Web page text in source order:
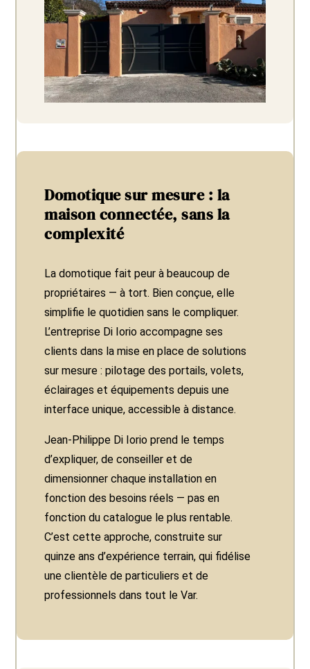
Domotique sur mesure : la
maison connectée, sans la
complexité
La domotique fait peur à beaucoup de
propriétaires — à tort. Bien conçue, elle
simplifie le quotidien sans le compliquer.
L’entreprise Di Iorio accompagne ses
clients dans la mise en place de solutions
sur mesure : pilotage des portails, volets,
éclairages et équipements depuis une
interface unique, accessible à distance.
Jean-Philippe Di Iorio prend le temps
d’expliquer, de conseiller et de
dimensionner chaque installation en
fonction des besoins réels — pas en
fonction du catalogue le plus rentable.
C’est cette approche, construite sur
quinze ans d’expérience terrain, qui fidélise
une clientèle de particuliers et de
professionnels dans tout le Var.